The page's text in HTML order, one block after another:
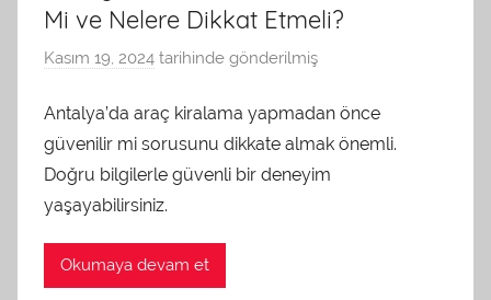
Mi ve Nelere Dikkat Etmeli?
Kasım 19, 2024 tarihinde gönderilmiş
m
i
n
Antalya’da araç kiralama yapmadan önce
güvenilir mi sorusunu dikkate almak önemli.
Doğru bilgilerle güvenli bir deneyim
yaşayabilirsiniz.
Okumaya devam et